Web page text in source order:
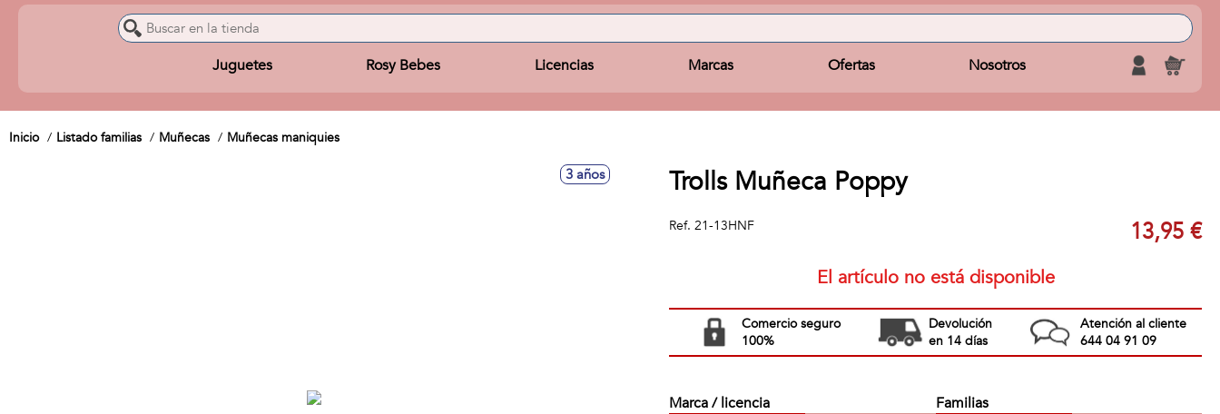
Juguetes Rosy Bebes Licencias Marcas Ofertas Nosotros
Inicio Listado familias Muñecas Muñecas maniquies
3 años Trolls Muñeca Poppy
Ref. 21-13HNF 13,95 €
El artículo no está disponible
Comercio seguro
100%
Devolución
en 14 días
Atención al cliente
644 04 91 09
Marca / licencia Familias